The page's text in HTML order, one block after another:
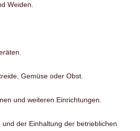
Weiden.
Gemüse oder Obst.
und weiteren Einrichtungen.
der Einhaltung der betrieblichen